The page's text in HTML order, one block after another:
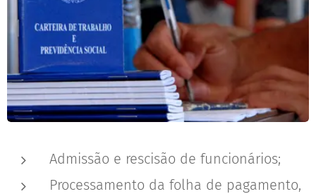
Admissão e rescisão de funcionários;
Processamento da folha de pagamento,